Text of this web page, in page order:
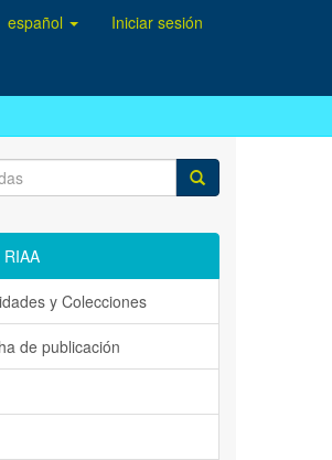
español Iniciar sesión
y Colecciones
de publicación